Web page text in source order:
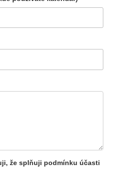
že splňuji podmínku účasti